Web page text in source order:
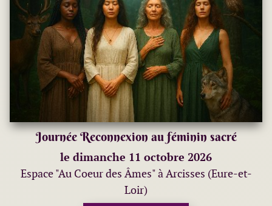
Journée Reconnexion au féminin sacré
le dimanche 11 octobre 2026
Espace "Au Coeur des Âmes" à Arcisses (Eure-et-
Loir)